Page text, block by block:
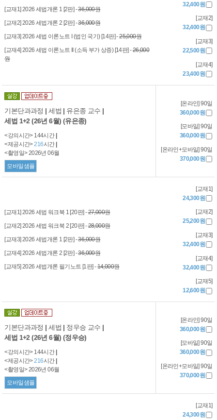
[교재1] 2026 세법개론 1 [2판] -36,000원
[교재2] 2026 세법개론 2 [2판] -36,000원
[교재3] 2026 세법 이론노트 I (법인 국기) [14판] -25,000원
[교재4] 2026 세법 이론노트 II (소득 부가 상증) [14판] -26,000
원
32,400원
[교재2]
32,400원
[교재3]
22,500원
[교재4]
23,400원
기본단과과정 | 세법 | 유은종 교수 |
세법 1+2 (26년 6월) (유은종)
<강의시간> 144시간
<제공시간>216시간
<촬영일> 2026년 06월
모바일샘플
[온라인] 90일
360,000원
[모바일] 90일
360,000원
[온라인+모바일] 90일
370,000원
[교재1] 2026 세법 워크북 1 [20판] -27,000원
[교재2] 2026 세법 워크북 2 [20판] -28,000원
[교재3] 2026 세법개론 1 [2판] -36,000원
[교재4] 2026 세법개론 2 [2판] -36,000원
[교재5] 2026 세법개론 필기노트 [1판] -14,000원
[교재1]
24,300원
[교재2]
25,200원
[교재3]
32,400원
[교재4]
32,400원
[교재5]
12,600원
기본단과과정 | 세법 | 정우승 교수 |
세법 1+2 (26년 6월) (정우승)
<강의시간> 144시간
<제공시간>216시간
<촬영일> 2026년 06월
모바일샘플
[온라인] 90일
360,000원
[모바일] 90일
360,000원
[온라인+모바일] 90일
370,000원
[교재1]
24,300원